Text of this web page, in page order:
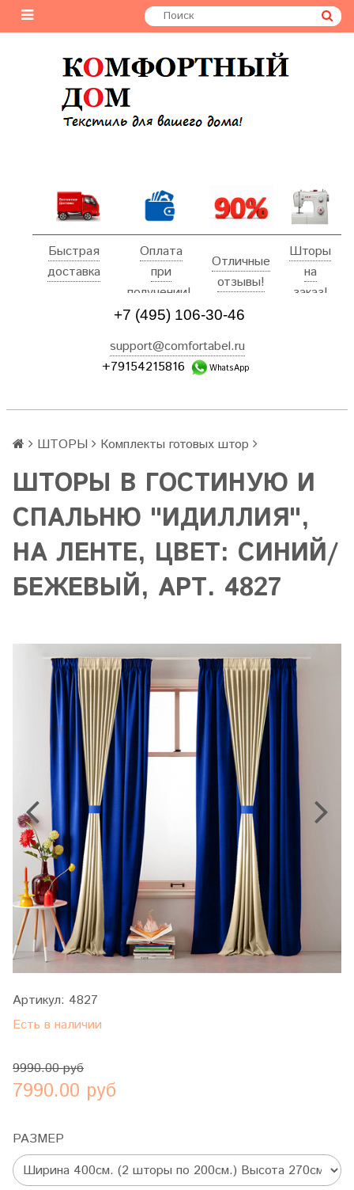
Быстрая
доставка
Оплата
при
получении!
Отличные
отзывы!
Шторы
на
заказ!
+7 (495) 106-30-46
support@comfortabel.ru
+79154215816
WhatsApp
ШТОРЫ Комплекты готовых штор
ШТОРЫ В ГОСТИНУЮ И
СПАЛЬНЮ "ИДИЛЛИЯ",
НА ЛЕНТЕ, ЦВЕТ: СИНИЙ/
БЕЖЕВЫЙ, АРТ. 4827
Артикул: 4827
Есть в наличии
9990.00 руб
7990.00 руб
РАЗМЕР